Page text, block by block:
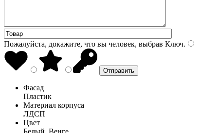
Пожалуйста, докажите, что вы человек, выбрав Ключ.
Фасад
Пластик
Материал корпуса
ЛДСП
Цвет
Белый, Венге